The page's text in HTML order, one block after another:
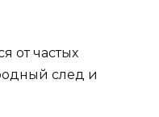
от частых
след и